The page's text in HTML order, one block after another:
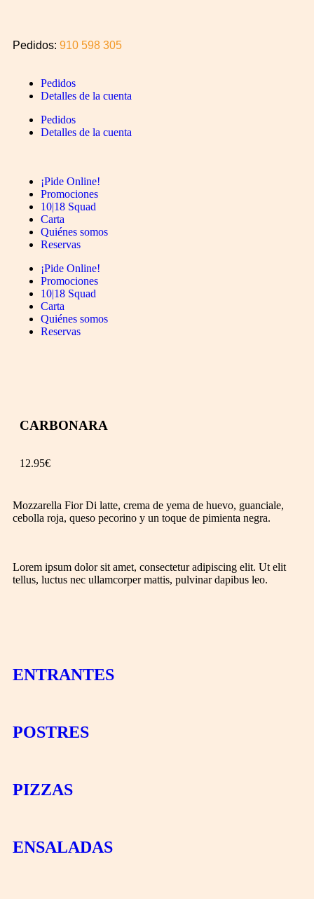
Pedidos: 910 598 305
Pedidos
Detalles de la cuenta
Pedidos
Detalles de la cuenta
¡Pide Online!
Promociones
10|18 Squad
Carta
Quiénes somos
Reservas
¡Pide Online!
Promociones
10|18 Squad
Carta
Quiénes somos
Reservas
CARBONARA
12.95€
Mozzarella Fior Di latte, crema de yema de huevo, guanciale,
cebolla roja, queso pecorino y un toque de pimienta negra.
Lorem ipsum dolor sit amet, consectetur adipiscing elit. Ut elit
tellus, luctus nec ullamcorper mattis, pulvinar dapibus leo.
ENTRANTES
POSTRES
PIZZAS
ENSALADAS